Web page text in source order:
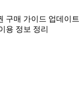
구매 가이드 업데이트
용 정보 정리